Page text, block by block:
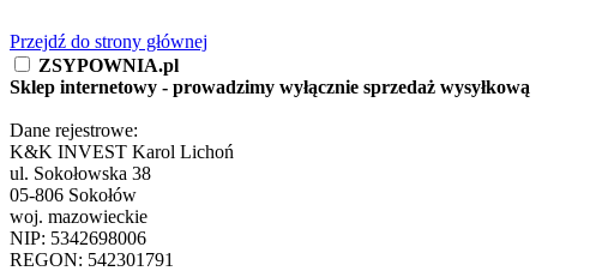
Przejdź do strony głównej
ZSYPOWNIA.pl
Sklep internetowy - prowadzimy wyłącznie sprzedaż wysyłkową
Dane rejestrowe:
K&K INVEST Karol Lichoń
ul. Sokołowska 38
05-806 Sokołów
woj. mazowieckie
NIP: 5342698006
REGON: 542301791